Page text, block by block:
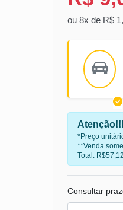
ou 8x de R$
Atenção!!!
*Preço
**Venda
Total: R$57,12
Consultar